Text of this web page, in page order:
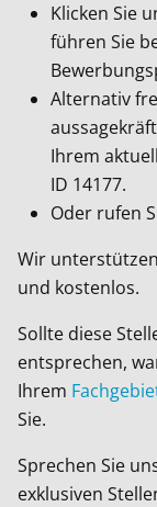
Klicken Sie
führen Sie
Alternativ
Ihrem
ID 14177.
Oder rufen
Wir
und kostenlos.
Sollte diese
entsprechen,
Ihrem
Sie.
Sprechen Sie
exklusiven